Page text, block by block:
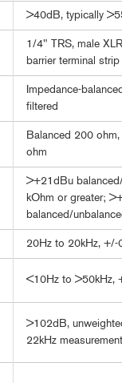
>40dB, typically
1/4" TRS, male
barrier terminal strip
Impedance-
filtered
Balanced 200
ohm
>+21dBu
kOhm or greater;
balanced/
20Hz to 20kHz, +/-
<10Hz to >50kHz,
>102dB,
22kHz